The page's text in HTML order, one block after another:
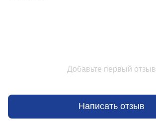
Добавьте первый отзыв
Написать отзыв